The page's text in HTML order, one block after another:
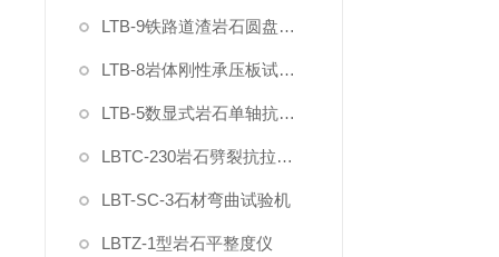
LTB-9铁路道渣岩石圆盘耐磨硬度试验机
LTB-8岩体刚性承压板试验仪
LTB-5数显式岩石单轴抗压强度试验机
LBTC-230岩石劈裂抗拉强度夹具
LBT-SC-3石材弯曲试验机
LBTZ-1型岩石平整度仪